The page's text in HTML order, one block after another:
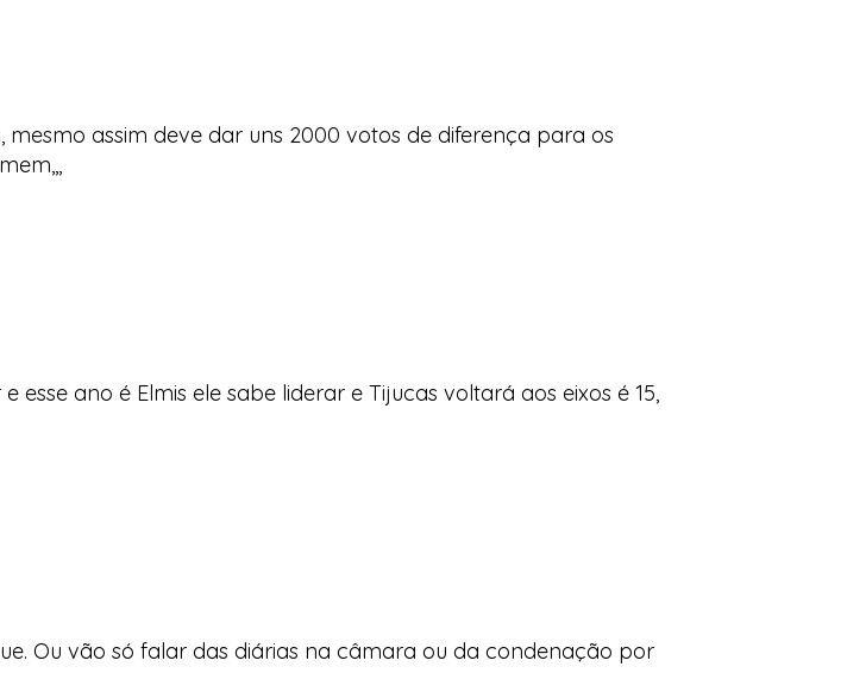
assim deve dar uns 2000 votos de diferença para os
ano é Elmis ele sabe liderar e Tijucas voltará aos eixos é 15,
Ou vão só falar das diárias na câmara ou da condenação por